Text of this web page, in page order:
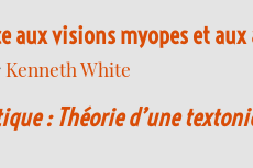
aux visions myopes et
Kenneth White
: Théorie d’une